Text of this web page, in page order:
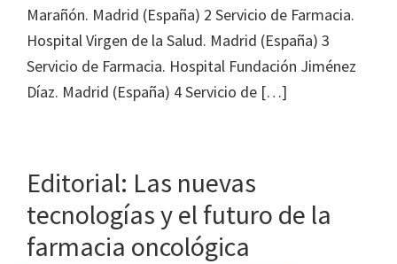
Marañón. Madrid (España) 2 Servicio de Farmacia.
Hospital Virgen de la Salud. Madrid (España) 3
Servicio de Farmacia. Hospital Fundación Jiménez
Díaz. Madrid (España) 4 Servicio de […]
Editorial: Las nuevas
tecnologías y el futuro de la
farmacia oncológica